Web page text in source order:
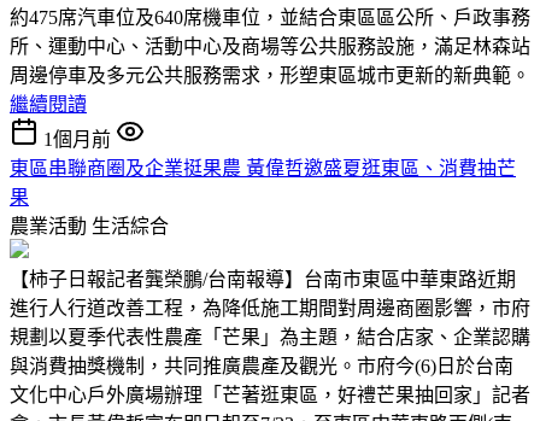
約475席汽車位及640席機車位，並結合東區區公所、戶政事務
所、運動中心、活動中心及商場等公共服務設施，滿足林森站
周邊停車及多元公共服務需求，形塑東區城市更新的新典範。
繼續閱讀
1個月前
東區串聯商圈及企業挺果農 黃偉哲邀盛夏逛東區、消費抽芒
果
農業活動 生活綜合
【柿子日報記者龔榮鵬/台南報導】台南市東區中華東路近期
進行人行道改善工程，為降低施工期間對周邊商圈影響，市府
規劃以夏季代表性農產「芒果」為主題，結合店家、企業認購
與消費抽獎機制，共同推廣農產及觀光。市府今(6)日於台南
文化中心戶外廣場辦理「芒著逛東區，好禮芒果抽回家」記者